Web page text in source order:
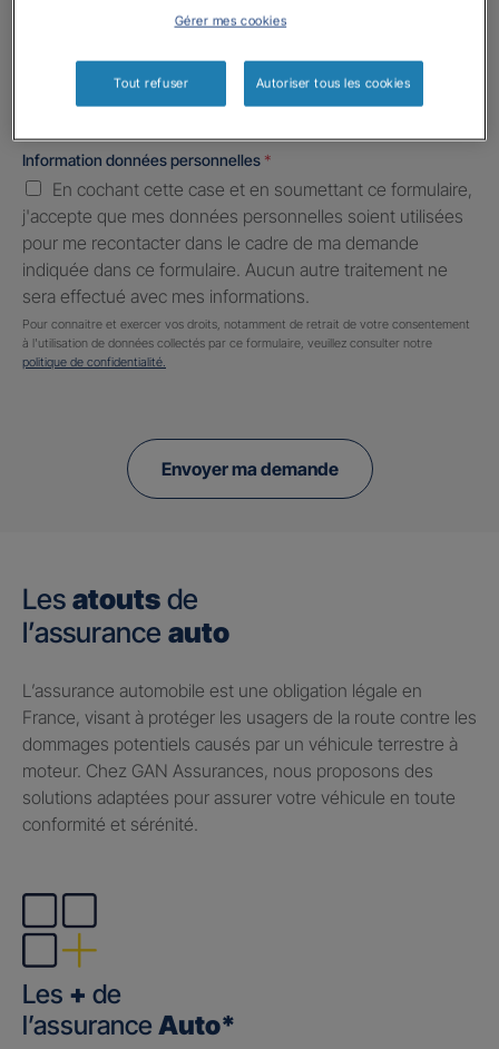
Informations complémentaires (facultatif)
Information données personnelles *
En cochant cette case et en soumettant ce formulaire,
j'accepte que mes données personnelles soient utilisées
pour me recontacter dans le cadre de ma demande
indiquée dans ce formulaire. Aucun autre traitement ne
sera effectué avec mes informations.
Pour connaitre et exercer vos droits, notamment de retrait de votre consentement
à l'utilisation de données collectés par ce formulaire, veuillez consulter notre
politique de confidentialité.
Envoyer ma demande
Les atouts de
l’assurance auto
​L’assurance automobile est une obligation légale en
France, visant à protéger les usagers de la route contre les
dommages potentiels causés par un véhicule terrestre à
moteur. Chez GAN Assurances, nous proposons des
solutions adaptées pour assurer votre véhicule en toute
conformité et sérénité.
Les + de
l’assurance Auto*
Gérer mes cookies
Tout refuser Autoriser tous les cookies